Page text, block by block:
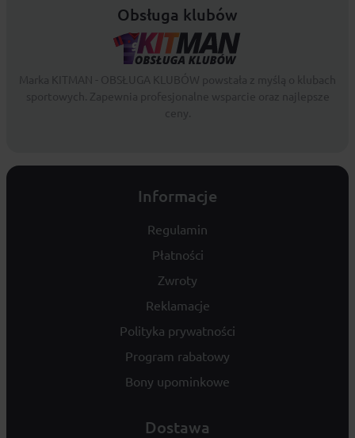
Obsługa klubów
Informacje
Regulamin
Płatności
Zwroty
Reklamacje
Polityka prywatności
Program rabatowy
Bony upominkowe
Dostawa